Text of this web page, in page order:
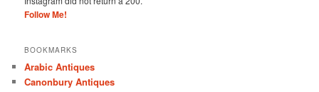
Follow Me!
BOOKMARKS
Arabic Antiques
Canonbury Antiques